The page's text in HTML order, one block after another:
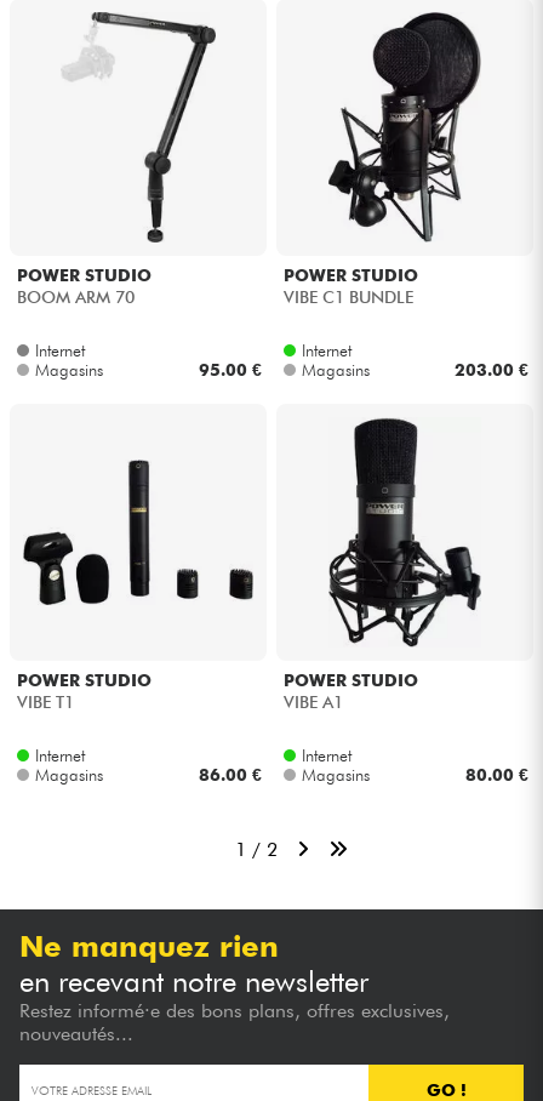
POWER STUDIO
BOOM ARM 70
Internet
Magasins
95.00 €
POWER STUDIO
VIBE C1 BUNDLE
Internet
Magasins
203.00 €
POWER STUDIO
VIBE T1
Internet
Magasins
86.00 €
POWER STUDIO
VIBE A1
Internet
Magasins
80.00 €
1 / 2
Ne manquez rien
en recevant notre newsletter
Restez informé·e des bons plans, offres exclusives,
nouveautés...
GO !